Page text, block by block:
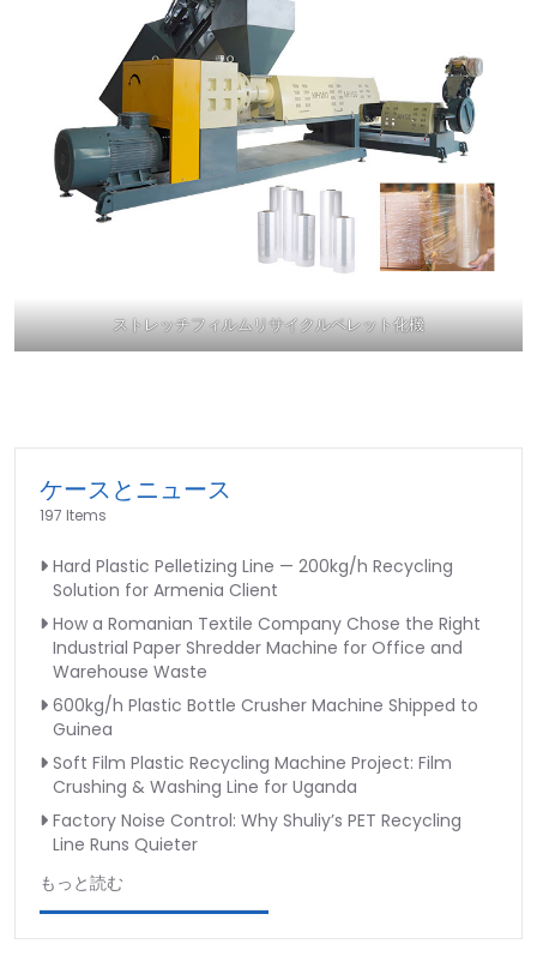
ストレッチフィルムリサイクルペレット化機
ケースとニュース
197 Items
Hard Plastic Pelletizing Line — 200kg/h Recycling
Solution for Armenia Client
How a Romanian Textile Company Chose the Right
Industrial Paper Shredder Machine for Office and
Warehouse Waste
600kg/h Plastic Bottle Crusher Machine Shipped to
Guinea
Soft Film Plastic Recycling Machine Project: Film
Crushing & Washing Line for Uganda
Factory Noise Control: Why Shuliy’s PET Recycling
Line Runs Quieter
もっと読む